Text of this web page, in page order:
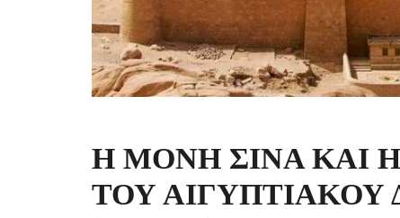
Η ΜΟΝΗ ΣΙΝΑ ΚΑΙ
ΤΟΥ ΑΙΓΥΠΤΙΑΚΟΥ